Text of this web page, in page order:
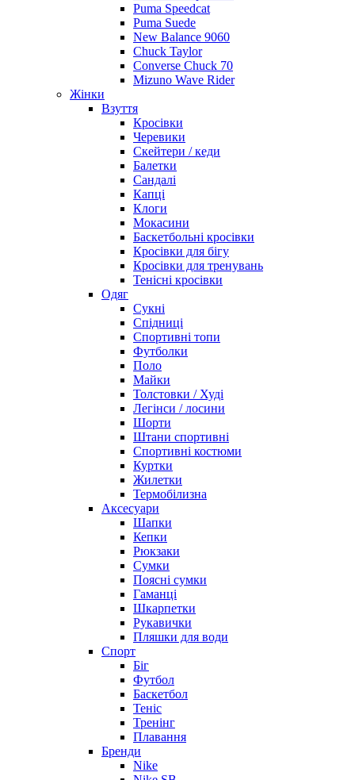
Puma Speedcat
Puma Suede
New Balance 9060
Chuck Taylor
Converse Chuck 70
Mizuno Wave Rider
Жінки
Взуття
Кросівки
Черевики
Скейтери / кеди
Балетки
Сандалі
Капці
Клоги
Мокасини
Баскетбольні кросівки
Кросівки для бігу
Кросівки для тренувань
Тенісні кросівки
Одяг
Сукні
Спідниці
Спортивні топи
Футболки
Поло
Майки
Толстовки / Худі
Легінси / лосини
Шорти
Штани спортивні
Спортивні костюми
Куртки
Жилетки
Термобілизна
Аксесуари
Шапки
Кепки
Рюкзаки
Сумки
Поясні сумки
Гаманці
Шкарпетки
Рукавички
Пляшки для води
Спорт
Біг
Футбол
Баскетбол
Теніс
Тренінг
Плавання
Бренди
Nike